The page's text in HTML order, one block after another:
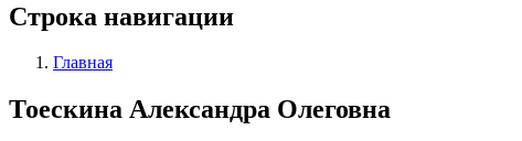
Строка навигации
Главная
Тоескина Александра Олеговна